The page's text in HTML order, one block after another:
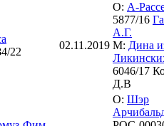
22
02.11.2019
О: А-
5877/16
А.Г.
М: Дина
6046/17
Д.В
О: Шэр